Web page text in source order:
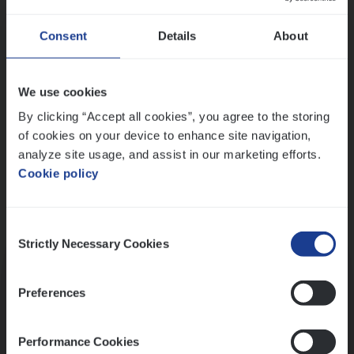
Consent Details About
We use cookies
By clicking “Accept all cookies”, you agree to the storing
of cookies on your device to enhance site navigation,
analyze site usage, and assist in our marketing efforts.
Cookie policy
Selection
Strictly Necessary Cookies
Preferences
Performance Cookies
Ons sollicitatieproces